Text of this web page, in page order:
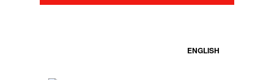
ENGLISH